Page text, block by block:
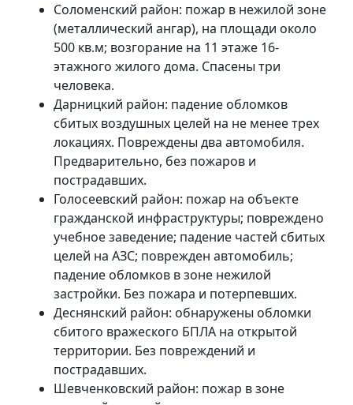
Соломенский район: пожар в нежилой зоне
(металлический ангар), на площади около
500 кв.м; возгорание на 11 этаже 16-
этажного жилого дома. Спасены три
человека.
Дарницкий район: падение обломков
сбитых воздушных целей на не менее трех
локациях. Повреждены два автомобиля.
Предварительно, без пожаров и
пострадавших.
Голосеевский район: пожар на объекте
гражданской инфраструктуры; повреждено
учебное заведение; падение частей сбитых
целей на АЗС; поврежден автомобиль;
падение обломков в зоне нежилой
застройки. Без пожара и потерпевших.
Деснянский район: обнаружены обломки
сбитого вражеского БПЛА на открытой
территории. Без повреждений и
пострадавших.
Шевченковский район: пожар в зоне